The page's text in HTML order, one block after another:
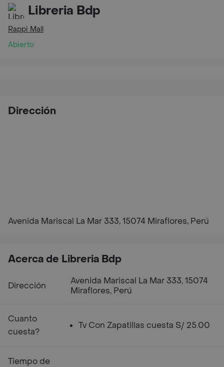
Libreria Bdp
Rappi Mall
Abierto
Dirección
Avenida Mariscal La Mar 333, 15074 Miraflores, Perú
Acerca de Libreria Bdp
Dirección
Avenida Mariscal La Mar 333, 15074
Miraflores, Perú
Cuanto
cuesta?
Tv Con Zapatillas cuesta S/ 25.00
Tiempo de